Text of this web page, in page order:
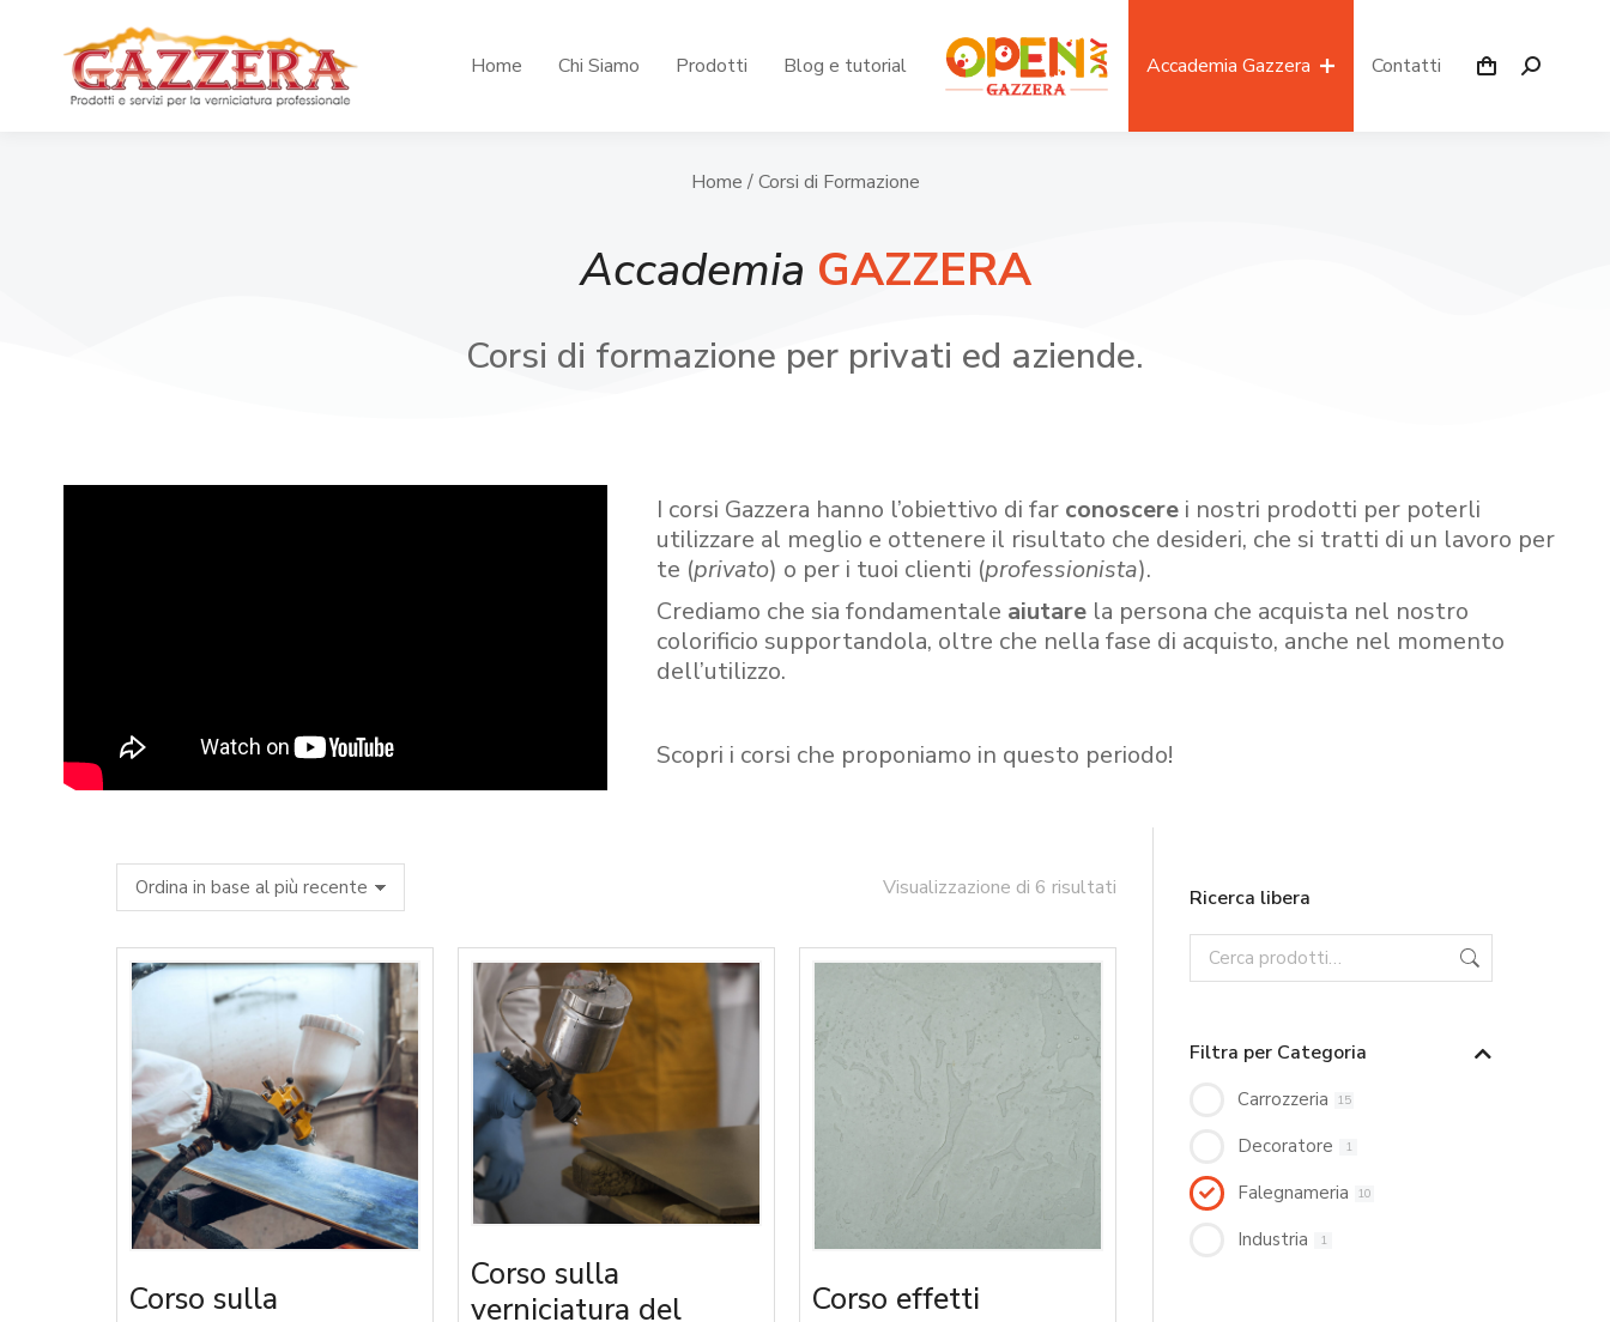
Home Chi Siamo Prodotti Blog e tutorial Accademia Gazzera Contatti
Home / Corsi di Formazione
Accademia GAZZERA
Corsi di formazione per privati ed aziende.
I corsi Gazzera hanno l’obiettivo di far conoscerei nostri prodotti per poterli
utilizzare al meglio e ottenere il risultato che desideri, che si tratti di un lavoro per
te (privato) o per i tuoi clienti (professionista).
Crediamo che sia fondamentale aiutare la persona che acquista nel nostro
colorificio supportandola, oltre che nella fase di acquisto, anche nel momento
dell’utilizzo.
Scopri i corsi che proponiamo in questo periodo!
Visualizzazione di 6 risultati
Corso sulla
Corso sulla
verniciatura del
Corso effetti
Ricerca libera
Filtra per Categoria
Carrozzeria 15
Decoratore 1
Falegnameria 10
Industria 1